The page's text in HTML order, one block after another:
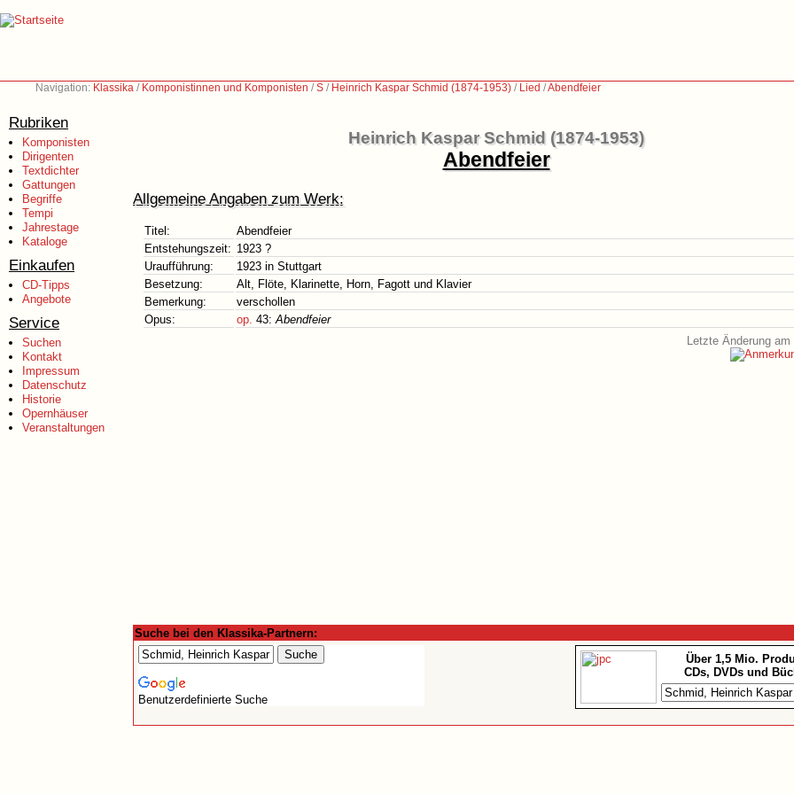
Navigation: Klassika / Komponistinnen und Komponisten /S / Heinrich Kaspar Schmid (1874-1953) / Lied /Abendfeier
Rubriken
Komponisten
Dirigenten
Textdichter
Gattungen
Begriffe
Tempi
Jahrestage
Kataloge
Einkaufen
CD-Tipps
Angebote
Service
Suchen
Kontakt
Impressum
Datenschutz
Historie
Opernhäuser
Veranstaltungen
Heinrich Kaspar Schmid (1874-1953)
Abendfeier
Allgemeine Angaben zum Werk:
Titel:
Abendfeier
Entstehungszeit: 1923 ?
Uraufführung:
1923 in Stuttgart
Besetzung:
Alt, Flöte, Klarinette, Horn, Fagott und Klavier
Bemerkung:
verschollen
Opus:
op. 43:Abendfeier
Letzte Änderung
Suche bei den Klassika-Partnern:
Benutzerdefinierte Suche
Über 1,5 Mio.
CDs, DVDs und